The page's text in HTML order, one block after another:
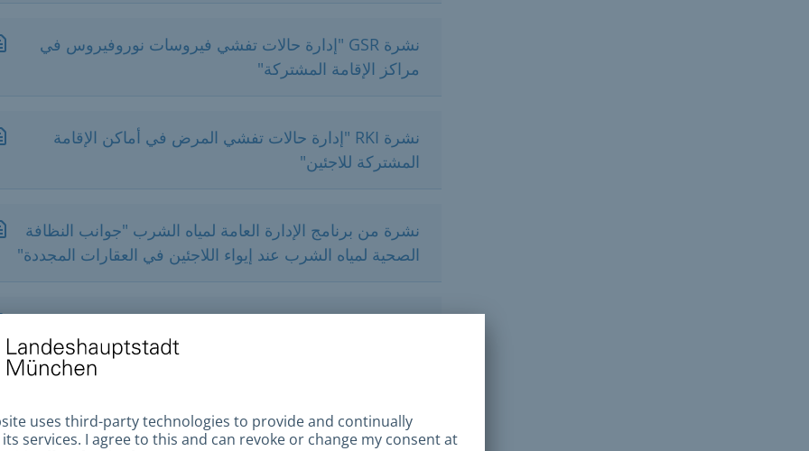
نشرة GSR "إدارة حالات تفشي فيروسات نوروفيروس في
مراكز الإقامة المشتركة"
نشرة RKI "إدارة حالات تفشي المرض في أماكن الإقامة
المشتركة للاجئين"
نشرة من برنامج الإدارة العامة لمياه الشرب "جوانب النظافة
الصحية لمياه الشرب عند إيواء اللاجئين في العقارات المجددة"
والمرافق الطبية الأخرى والمرافق العامة